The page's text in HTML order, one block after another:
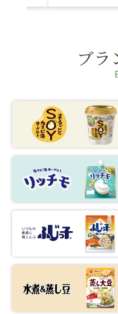
ブラ